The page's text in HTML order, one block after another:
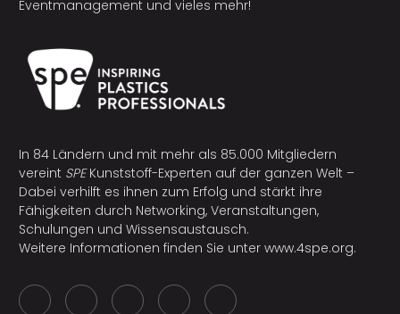
Eventmanagement und vieles mehr!
In 84 Ländern und mit mehr als 85.000 Mitgliedern
vereint SPEKunststoff-Experten auf der ganzen Welt –
Dabei verhilft es ihnen zum Erfolg und stärkt ihre
Fähigkeiten durch Networking, Veranstaltungen,
Schulungen und Wissensaustausch.
Weitere Informationen finden Sie unter www.4spe.org.